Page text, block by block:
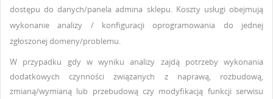
dostępu do danych/panela admina sklepu. Koszty usługi obejmują
wykonanie analizy / konfiguracji oprogramowania do jednej
zgłoszonej domeny/problemu.
W przypadku gdy w wyniku analizy zajdą potrzeby wykonania
dodatkowych czynności związanych z naprawą, rozbudową,
zmianą/wymianą lub przebudową czy modyfikacją funkcji serwisu